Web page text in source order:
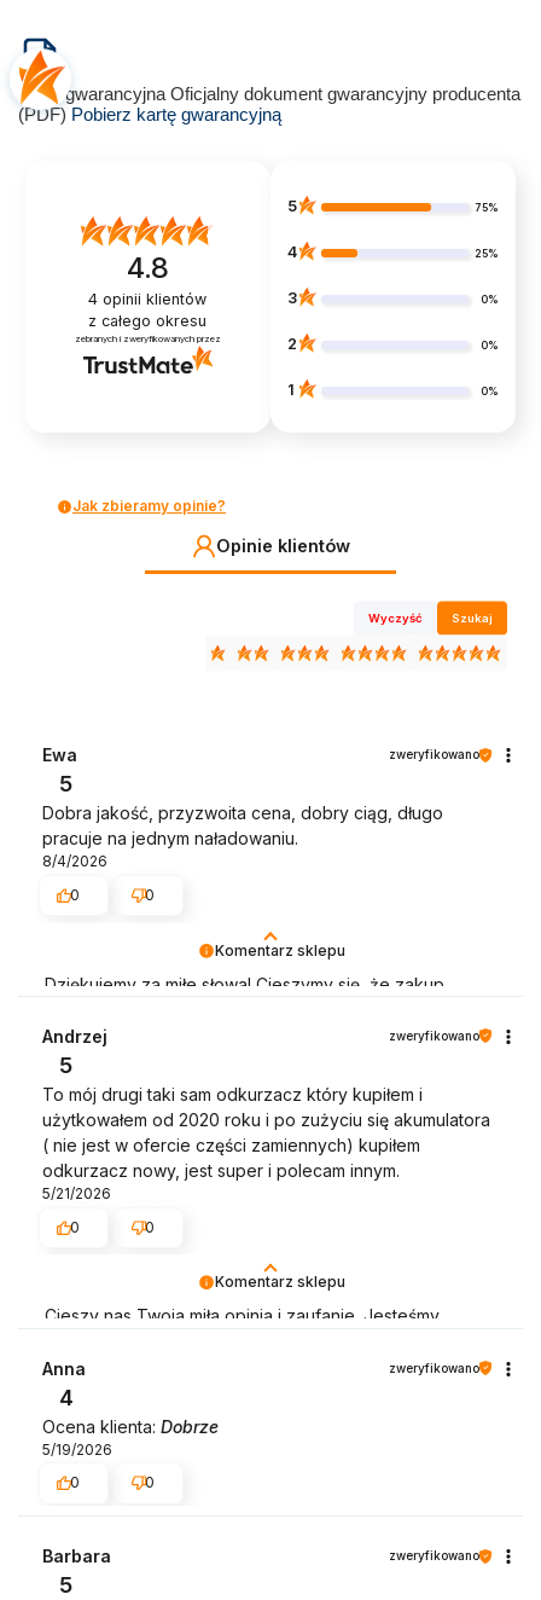
Karta gwarancyjna Oficjalny dokument gwarancyjny producenta
(PDF) Pobierz kartę gwarancyjną
4.8
4 opinii klientów
z całego okresu
zebranych i zweryfikowanych przez
5 75%
4 25%
3 0%
2 0%
1 0%
Jak zbieramy opinie?
Opinie klientów
Wyczyść Szukaj
Komentarz sklepu
Dziękujemy za miłe słowa! Cieszymy się, że zakup
odpowiednią obsługę tak świetnym klientom.
Dziękujemy raz jeszcze!
Ewa zweryfikowano
5
Dobra jakość, przyzwoita cena, dobry ciąg, długo
pracuje na jednym naładowaniu.
8/4/2026
0
0
Komentarz sklepu
Cieszy nas Twoja miła opinia i zaufanie. Jesteśmy
pozdrowieniami, obsługa sklepu.
Andrzej zweryfikowano
5
To mój drugi taki sam odkurzacz który kupiłem i
użytkowałem od 2020 roku i po zużyciu się akumulatora
( nie jest w ofercie części zamiennych) kupiłem
odkurzacz nowy, jest super i polecam innym.
5/21/2026
0
0
Anna zweryfikowano
4
Ocena klienta: Dobrze
5/19/2026
0
0
Barbara zweryfikowano
5